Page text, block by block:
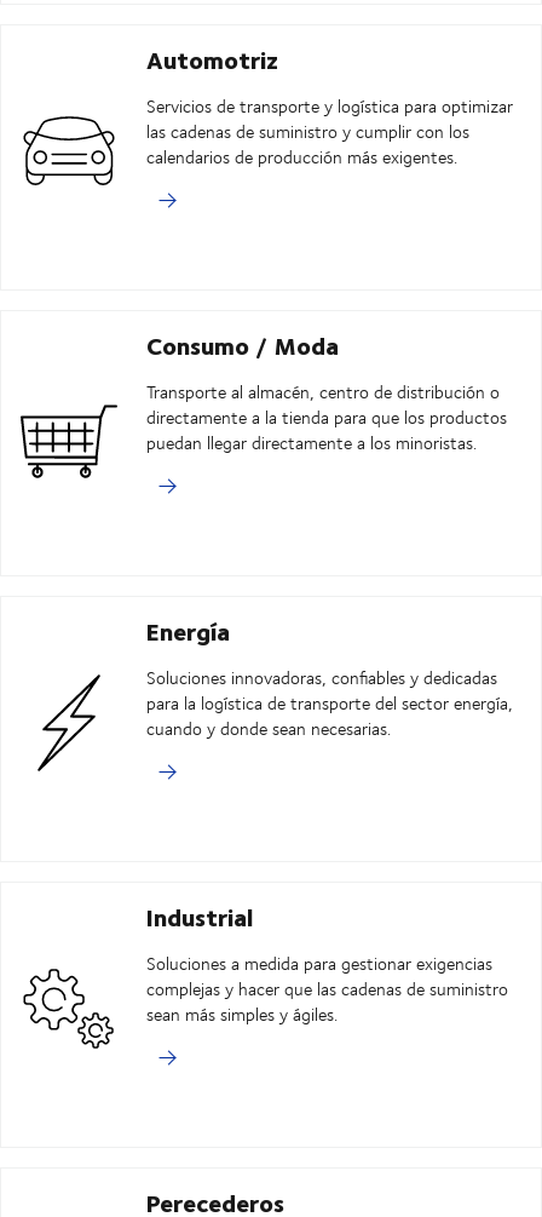
Automotriz
Servicios de transporte y logística para optimizar
las cadenas de suministro y cumplir con los
calendarios de producción más exigentes.
Consumo / Moda
Transporte al almacén, centro de distribución o
directamente a la tienda para que los productos
puedan llegar directamente a los minoristas.
Energía
Soluciones innovadoras, confiables y dedicadas
para la logística de transporte del sector energía,
cuando y donde sean necesarias.
Industrial
Soluciones a medida para gestionar exigencias
complejas y hacer que las cadenas de suministro
sean más simples y ágiles.
Perecederos